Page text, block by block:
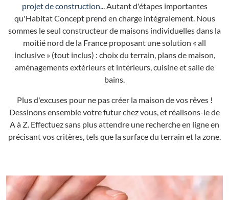
projet de construction... Autant d'étapes importantes
qu'Habitat Concept prend en charge intégralement. Nous
sommes le seul constructeur de maisons individuelles dans la
moitié nord de la France proposant une solution « all
inclusive » (tout inclus) : choix du terrain, plans de maison,
aménagements extérieurs et intérieurs, cuisine et salle de
bains.
Plus d'excuses pour ne pas créer la maison de vos rêves !
Dessinons ensemble votre futur chez vous, et réalisons-le de
A à Z. Effectuez sans plus attendre une recherche en ligne en
précisant vos critères, tels que la surface du terrain et la zone.